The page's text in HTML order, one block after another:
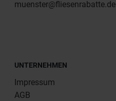
muenster@fliesenrabatte.de
UNTERNEHMEN
Impressum
AGB